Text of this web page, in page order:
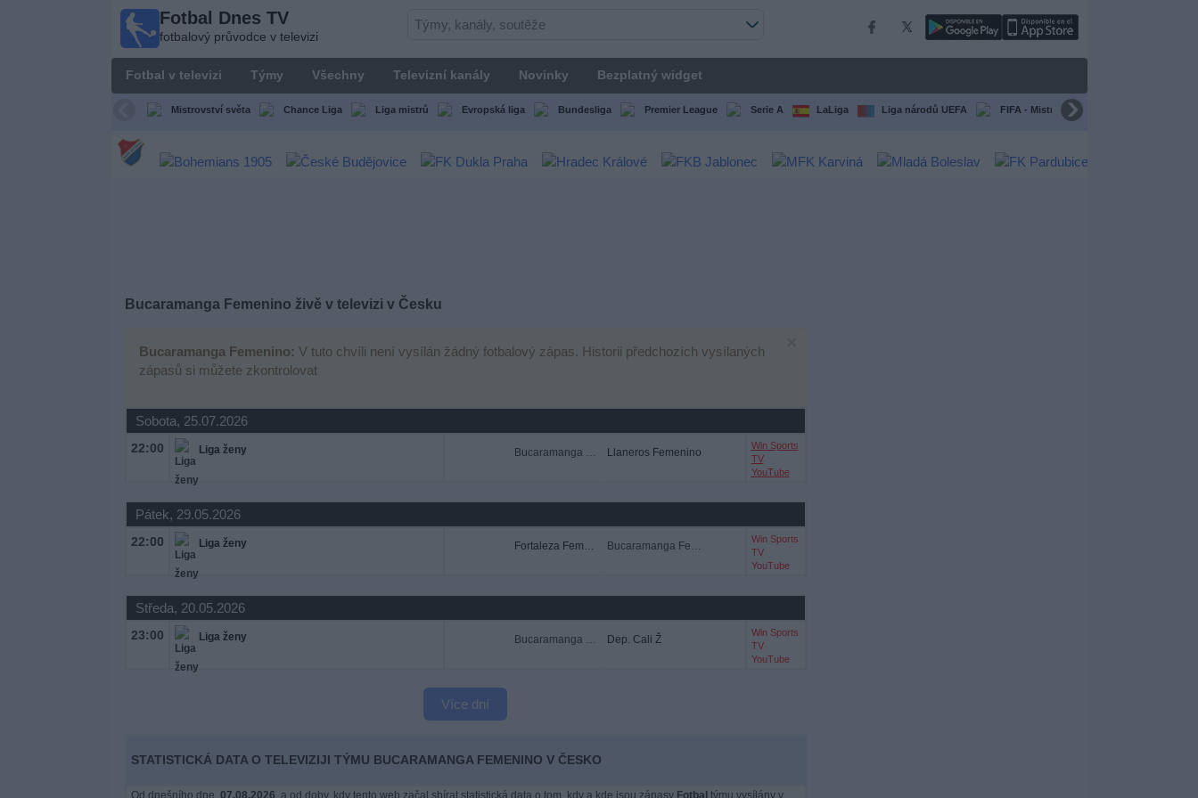
Fotbal Dnes TV
fotbalový průvodce v televizi
Fotbal v televizi Týmy Všechny Televizní kanály Novinky Bezplatný widget
Mistrovství světa Chance Liga Liga mistrů Evropská liga Bundesliga Premier League Serie A LaLiga Liga národů UEFA FIFA - Mistrovství světa klubů
Bucaramanga Femenino živě v televizi v Česku
Bucaramanga Femenino: V tuto chvíli není vysílán žádný fotbalový zápas. Historii předchozích vysílaných
zápasů si můžete zkontrolovat
Sobota, 25.07.2026
22:00 Liga ženy Bucaramanga Femenino Llaneros Femenino
Win Sports
TV
YouTube
Pátek, 29.05.2026
22:00 Liga ženy Fortaleza Femenino Bucaramanga Femenino
Win Sports
TV
YouTube
Středa, 20.05.2026
23:00 Liga ženy Bucaramanga Femenino Dep. Cali Ž
Win Sports
TV
YouTube
Více dní
STATISTICKÁ DATA O TELEVIZIJI TÝMU BUCARAMANGA FEMENINO V ČESKO
Od dnešního dne, 07.08.2026, a od doby, kdy tento web začal sbírat statistická data o tom, kdy a kde jsou zápasy Fotbal týmu vysílány v